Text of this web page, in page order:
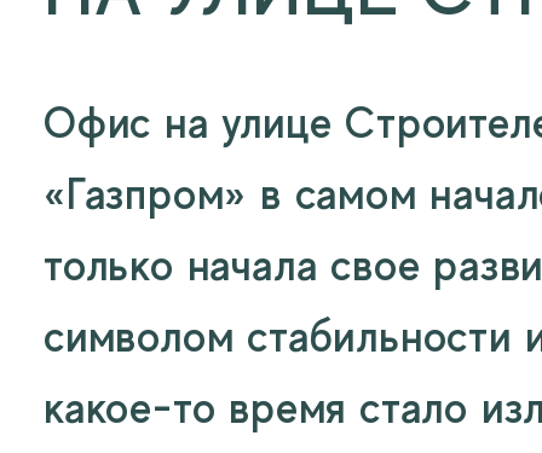
Офис на улице
«Газпром» в самом
только начала свое
символом стабильности
какое-то время стало